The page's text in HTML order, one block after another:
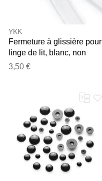
YKK
Fermeture à glissière pour
linge de lit, blanc, non
séparable
3,50 €